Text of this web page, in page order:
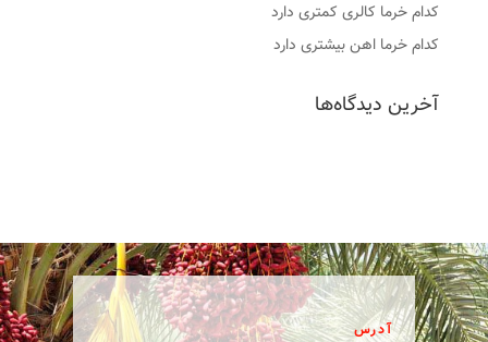
کدام خرما کالری کمتری دارد
کدام خرما اهن بیشتری دارد
آخرین دیدگاه‌ها
آدرس